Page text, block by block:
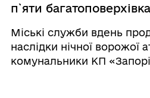
п`яти
Міські служби вдень
наслідки нічної ворожої
комунальники КП